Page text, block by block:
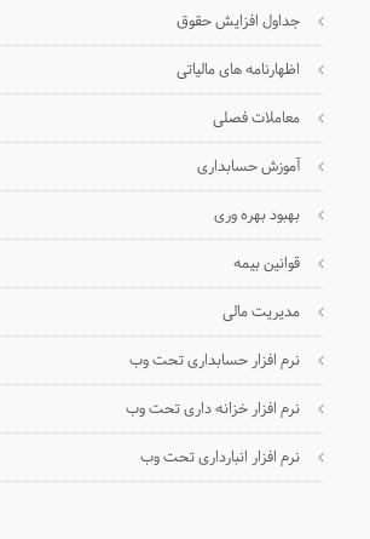
جداول افزایش حقوق
اظهارنامه های مالیاتی
معاملات فصلی
آموزش حسابداری
بهبود بهره وری
قوانین بیمه
مدیریت مالی
نرم افزار حسابداری تحت وب
نرم افزار خزانه داری تحت وب
نرم افزار انبارداری تحت وب